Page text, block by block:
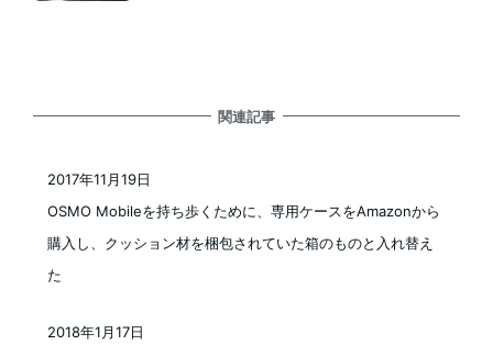
関連記事
OSMO Mobileを持ち歩くために、専用ケースをAmazonから
購入し、クッション材を梱包されていた箱のものと入れ替え
た
2017年11月19日
2018年1月17日